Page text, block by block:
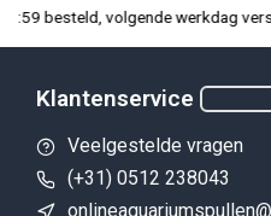
besteld, volgende werkdag
Klantenservice
Veelgestelde vragen
(+31) 0512 238043